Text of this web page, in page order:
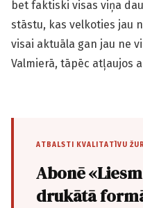
bet faktiski visas viņa
stāstu, kas velkoties jau
visai aktuāla gan jau ne
Valmierā, tāpēc atļaujos
ATBALSTI KVALITATĪVU
Abonē
drukātā